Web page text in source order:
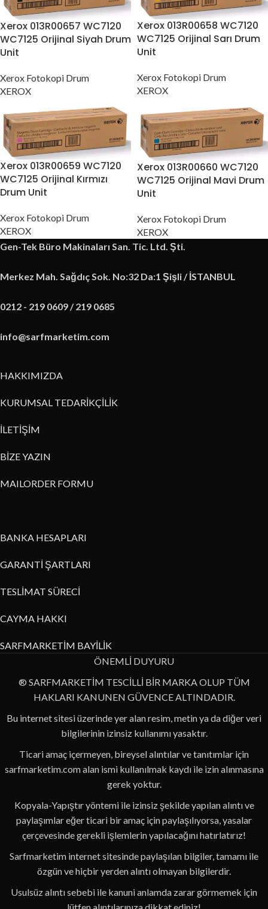
Xerox 013R00657 WC7120
WC7125 Orijinal Siyah Drum
Unit
Xerox Fotokopi Drum
XEROX
Xerox 013R00658 WC7120
WC7125 Orijinal Sarı Drum
Unit
Xerox Fotokopi Drum
XEROX
Xerox 013R00659 WC7120
WC7125 Orijinal Kırmızı
Drum Unit
Xerox Fotokopi Drum
XEROX
Xerox 013R00660 WC7120
WC7125 Orijinal Mavi Drum
Unit
Xerox Fotokopi Drum
XEROX
Gen-Tek Büro Makinaları San. Tic. Ltd. Şti.
Merkez Mah. Sağdıç Sok. No:32 Da:1 Şişli / İSTANBUL
0212 - 219 0609 / 219 0685
info@sarfmarketim.com
HAKKIMIZDA
KURUMSAL TEDARİKÇİLİK
İLETİŞİM
BİZE YAZIN
MAILORDER FORMU
BANKA HESAPLARI
GARANTİ ŞARTLARI
TESLİMAT SÜRECİ
CAYMA HAKKI
SARFMARKETİM BAYİLİK
ÖNEMLİ DUYURU
® SARFMARKETİM TESCİLLİ BİR MARKA OLUP TÜM
HAKLARI KANUNEN GÜVENCE ALTINDADIR.
Bu internet sitesi üzerinde yer alan resim, metin ya da diğer veri
bilgilerinin izinsiz kullanımı yasaktır.
Ticari amaç içermeyen, bireysel alıntılar ve tanıtımlar için
sarfmarketim.com alan ismi kullanılmak kaydı ile izin alınmasına
gerek yoktur.
Kopyala-Yapıştır yöntemi ile izinsiz şekilde yapılan alıntı ve
paylaşımlar eğer ticari bir amaç için paylaşılıyorsa, yasalar
çerçevesinde gerekli işlemlerin yapılacağını hatırlatırız!
Sarfmarketim internet sitesinde paylaşılan bilgiler, tamamı ile
özgün ve hiçbir yerden alıntı olmayan bilgilerdir.
Usulsüz alıntı sebebi ile kanuni anlamda zarar görmemek için
lütfen alıntılarınıza dikkat ediniz!